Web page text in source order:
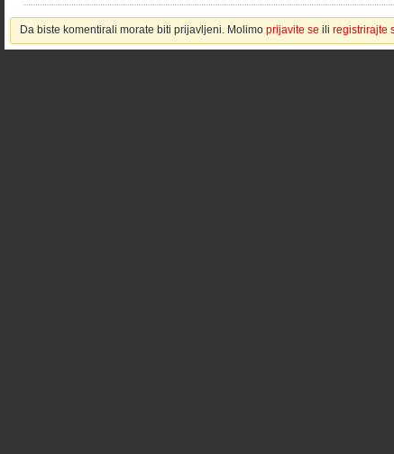
Da biste komentirali morate biti prijavljeni. Molimo prijavite se ili registrirajte